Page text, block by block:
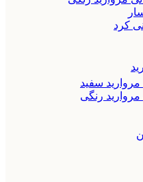
کرد
مروارید سفید
مروارید رنگی